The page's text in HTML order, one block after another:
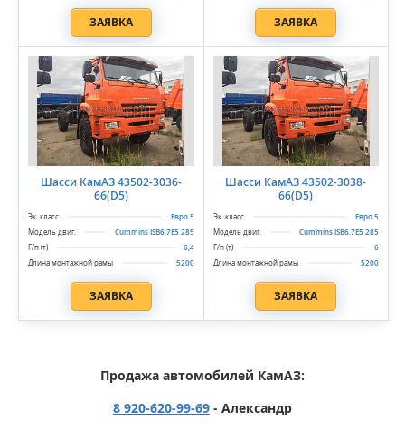
ЗАЯВКА ЗАЯВКА
Шасси КамАЗ 43502-3036-
66(D5)
Евро 5
Cummins ISB6.7E5 285
6,4
5200
ЗАЯВКА
Шасси КамАЗ 43502-3038-
66(D5)
Евро 5
Cummins ISB6.7E5 285
6
5200
ЗАЯВКА
Продажа автомобилей КамАЗ:
8 920-620-99-69 - Александр